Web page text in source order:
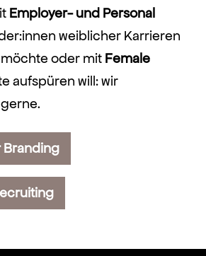
Employer- und Personal
weiblicher Karrieren
oder mit Female
aufspüren will: wir
Branding